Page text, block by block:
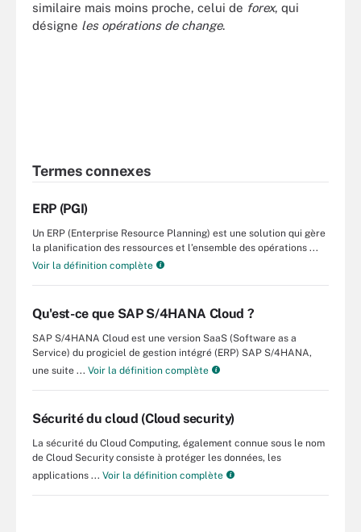
similaire mais moins proche, celui de forex, qui
désigne les opérations de change.
Termes connexes
ERP (PGI)
Un ERP (Enterprise Resource Planning) est une solution qui gère
la planification des ressources et l’ensemble des opérations ...
Voir la définition complète
Qu'est-ce que SAP S/4HANA Cloud ?
SAP S/4HANA Cloud est une version SaaS (Software as a
Service) du progiciel de gestion intégré (ERP) SAP S/4HANA,
une suite ... Voir la définition complète
Sécurité du cloud (Cloud security)
La sécurité du Cloud Computing, également connue sous le nom
de Cloud Security consiste à protéger les données, les
applications ... Voir la définition complète